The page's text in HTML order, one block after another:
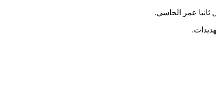
عمر الحاسي.